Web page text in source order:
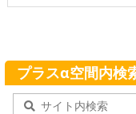
プラスα空間内検